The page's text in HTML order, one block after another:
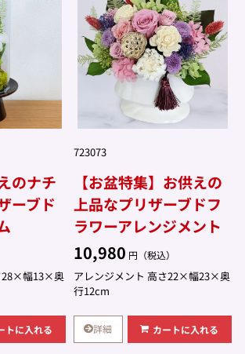
のナチ
ーブド
28×幅13×奥
トに入れる
723073
【お盆特集】お供えの
上品なプリザーブドフ
ラワーアレンジメント
10,980 円（税込）
アレンジメント 高さ22×幅23×奥
行12cm
詳細 カートに入れる